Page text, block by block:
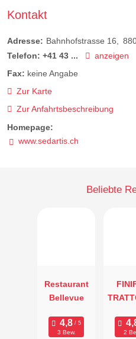
Kontakt
Adresse: Bahnhofstrasse 16
Telefon: +41 43 ...
anzeigen
Fax: keine Angabe
Zur Karte
Zur Anfahrtsbeschreibung
Homepage:
www.sedartis.ch
Beliebte
Restaurant
Bellevue
3 Bew. 2